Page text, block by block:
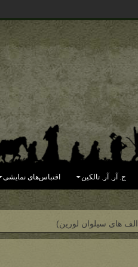
ج. آر. آر. تالکین اقتباس‌های نمایشی
های سیلوان لورین)